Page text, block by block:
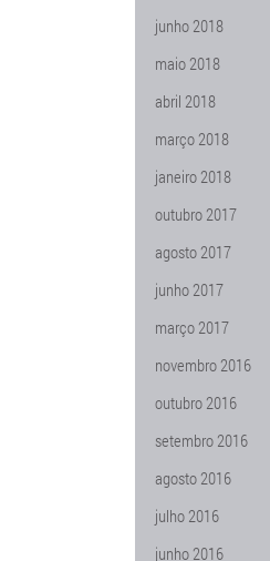
junho 2018
maio 2018
abril 2018
março 2018
janeiro 2018
outubro 2017
agosto 2017
junho 2017
março 2017
novembro 2016
outubro 2016
setembro 2016
agosto 2016
julho 2016
junho 2016